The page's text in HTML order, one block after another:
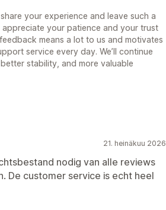
your experience and leave such a
your patience and your trust
means a lot to us and motivates
service every day. We’ll continue
stability, and more valuable
21. heinäkuu 2026
nodig van alle reviews
De customer service is echt heel